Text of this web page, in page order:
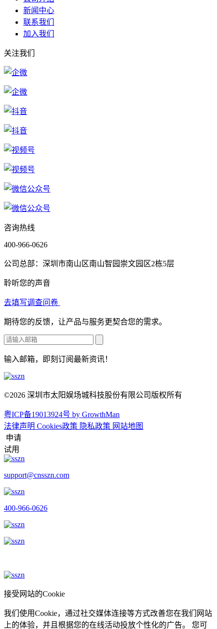
新闻中心
联系我们
加入我们
关注我们
咨询热线
400-966-0626
公司总部：深圳市南山区南山智园崇文园区2栋5层
聆听您的声音
去填写调查问卷
期待您的反馈，让产品与服务更契合您的需求。
输入邮箱，即刻订阅最新资讯！
©2026 深圳市太阳娱场城科技股份有限公司版权所有
粤ICP备19013924号 by GrowthMan
法律声明 Cookies政策 隐私政策 网站地图
申请
试用
support@cnsszn.com
400-966-0626
接受网站的Cookie
我们使用Cookie，通过社交媒体连接等方式改善您在我们网站
上的体验，并且根据您的在线活动投放个性化的广告。 您可